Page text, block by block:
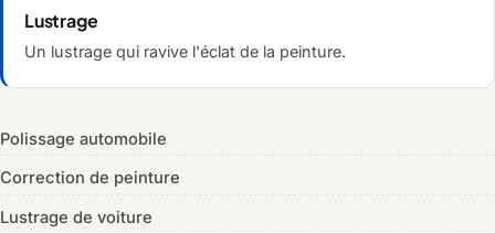
Lustrage
Un lustrage qui ravive l'éclat de la peinture.
Polissage automobile
Correction de peinture
Lustrage de voiture